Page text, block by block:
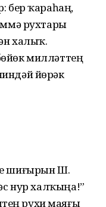
бер ҡараһаң,
рухтары
ха­лыҡ.
милләттең
йөрәк
шиғы­рын Ш.
нур халҡыңа!”
рухи маяғы